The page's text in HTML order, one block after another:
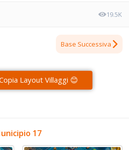
19.5K
Base Successiva
Layout Villaggi 😊
17